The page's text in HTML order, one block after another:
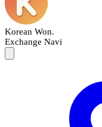
Korean Won.
Exchange Navi